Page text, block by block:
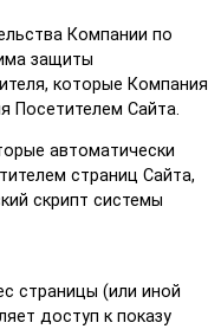
Компании по
защиты
которые Компания
Посетителем Сайта.
автоматически
страниц Сайта,
скрипт системы
страницы (или иной
доступ к показу